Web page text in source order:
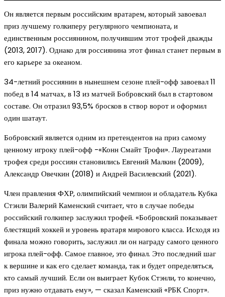
Он является первым российским вратарем, который завоевал
приз лучшему голкиперу регулярного чемпионата, и
единственным россиянином, получившим этот трофей дважды
(2013, 2017). Однако для россиянина этот финал станет первым в
его карьере за океаном.
34-летний россиянин в нынешнем сезоне плей-офф завоевал 11
побед в 14 матчах, в 13 из матчей Бобровский был в стартовом
составе. Он отразил 93,5% бросков в створ ворот и оформил
один шатаут.
Бобровский является одним из претендентов на приз самому
ценному игроку плей-офф -«Конн Смайт Трофи». Лауреатами
трофея среди россиян становились Евгений Малкин (2009),
Александр Овечкин (2018) и Андрей Василевский (2021).
Член правления ФХР, олимпийский чемпион и обладатель Кубка
Стэнли Валерий Каменский считает, что в случае победы
российский голкипер заслужил трофей. «Бобровский показывает
блестящий хоккей и уровень вратаря мирового класса. Исходя из
финала можно говорить, заслужил ли он награду самого ценного
игрока плей-офф. Самое главное, это финал. Это последний шаг
к вершине и как его сделает команда, так и будет определяться,
кто самый лучший. Если он выиграет Кубок Стэнли, то конечно,
приз нужно отдавать ему», — сказал Каменский «РБК Спорт».